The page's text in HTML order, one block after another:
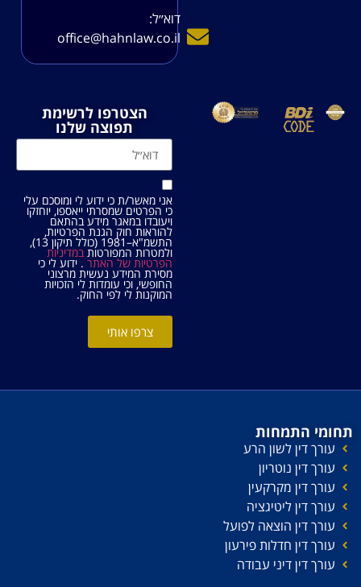
דוא׳׳ל:
office@hahnlaw.co.il
הצטרפו לרשימת
תפוצה שלנו
אני מאשר/ת כי ידוע לי ומוסכם עלי
כי הפרטים שמסרתי ייאספו, יוחזקו
ויעובדו במאגר מידע בהתאם
להוראות חוק הגנת הפרטיות,
התשמ"א–1981 (כולל תיקון 13),
ולמטרות המפורטותבמדיניות
הפרטיות של האתר . ידוע לי כי
מסירת המידע נעשית מרצוני
החופשי, וכי עומדות לי הזכויות
המוקנות לי לפי החוק.
צרפו אותי
תחומי התמחות
עורך דין לשון הרע
עורך דין נוטריון
עורך דין מקרקעין
עורך דין ליטיגציה
עורך דין הוצאה לפועל
עורך דין חדלות פירעון
עורך דין דיני עבודה